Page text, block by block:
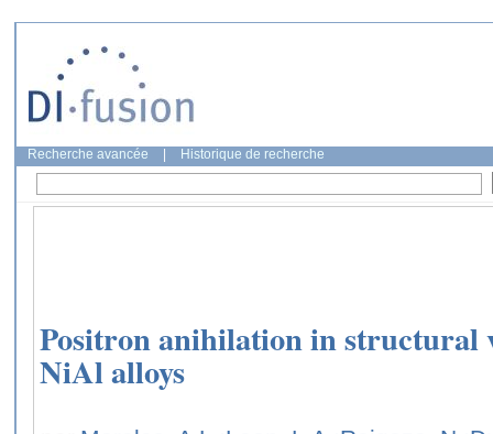
Recherche avancée Historique de recherche
Positron anihilation in structural
NiAl alloys